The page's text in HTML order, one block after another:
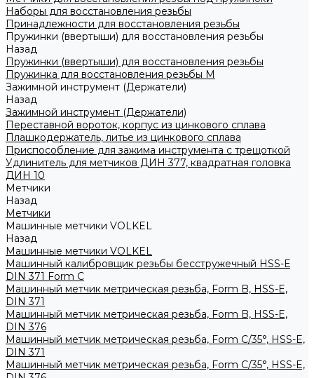
Наборы для восстановления резьбы
Принадлежности для восстановления резьбы
Пружинки (ввертыши) для восстановления резьбы
Назад
Пружинки (ввертыши) для восстановления резьбы
Пружинка для восстановления резьбы M
Зажимной инструмент (Держатели)
Назад
Зажимной инструмент (Держатели)
Переставной вороток, корпус из цинкового сплава
Плашкодержатель, литье из цинкового сплава
Приспособление для зажима инструмента с трещоткой
Удлинитель для метчиков ДИН 377, квадратная головка
ДИН 10
Метчики
Назад
Метчики
Машинные метчики VOLKEL
Назад
Машинные метчики VOLKEL
Машинный калибровщик резьбы бесстружечный HSS-Е
DIN 371 Form C
Машинный метчик метрическая резьба, Form B, HSS-E,
DIN 371
Машинный метчик метрическая резьба, Form B, HSS-E,
DIN 376
Машинный метчик метрическая резьба, Form С/35°, HSS-E,
DIN 371
Машинный метчик метрическая резьба, Form С/35°, HSS-E,